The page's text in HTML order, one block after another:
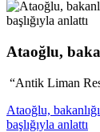
Ataoğlu,
“Antik Liman
Ataoğlu,
başlığıyla anlattı